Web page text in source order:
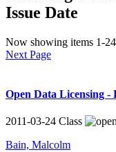
Issue Date
Now showing items 1-
Next Page
Open Data Licensing -
2011-03-24 Class
Bain, Malcolm